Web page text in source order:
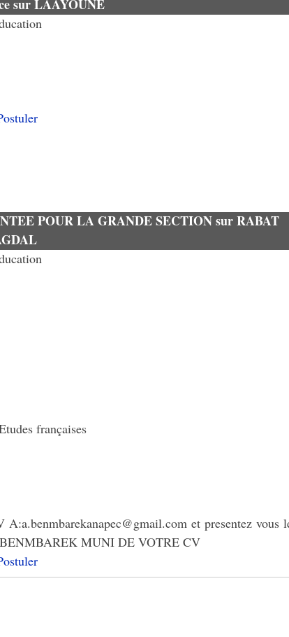
sur LAAYOUNE
POUR LA GRANDE SECTION sur RABAT
françaises
et presentez vous
BENMBAREK MUNI DE VOTRE CV